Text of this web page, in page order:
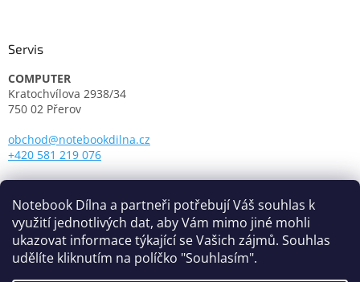
Notebook Dílna a partneři potřebují Váš souhlas k
využití jednotlivých dat, aby Vám mimo jiné mohli
ukazovat informace týkající se Vašich zájmů. Souhlas
udělíte kliknutím na políčko "Souhlasím".
Servis
COMPUTER
Kratochvílova 2938/34
750 02 Přerov
obchod@notebookdilna.cz
+420 581 219 076
Otevírací doba:
Pondělí - Pátek: 9.00 - 17.00